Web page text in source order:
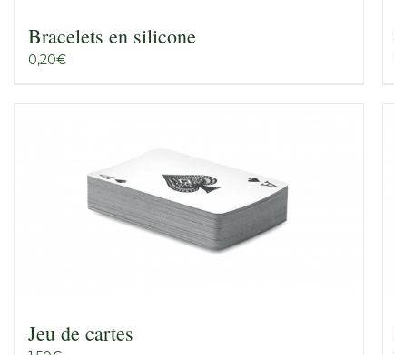
Bracelets en silicone
0,20€
Jeu de cartes